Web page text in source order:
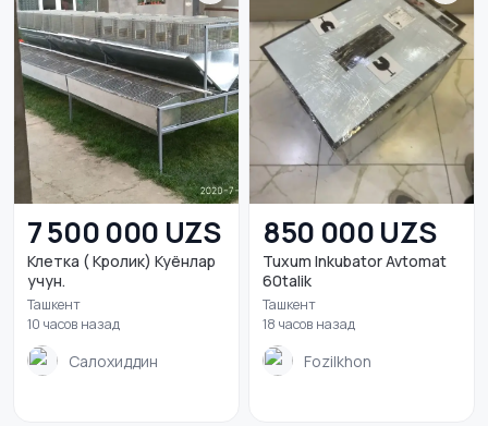
Грызуны3 Птицы
Кошки23
7 500 000 UZS
Клетка ( Кролик) Куёнлар
учун.
Ташкент
10 часов назад
Салохиддин
850 000 UZS
Tuxum Inkubator Avtomat
60talik
Ташкент
18 часов назад
Fozilkhon